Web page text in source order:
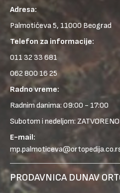
Adresa:
Palmotićeva 5, 11000 Beograd
Telefon za informacije:
011 32 33 681
062 800 16 25
Radno vreme:
Radnim danima: 09:00 - 17:00
Subotom i nedeljom: ZATVORENO
E-mail:
PRODAVNICA DUNAV